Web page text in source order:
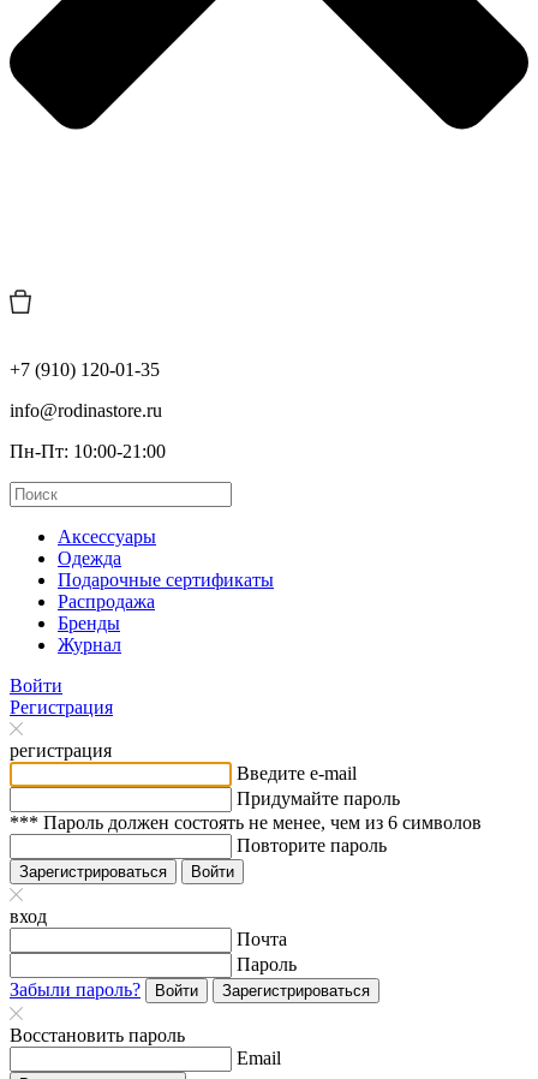
+7 (910) 120-01-35
info@rodinastore.ru
Пн-Пт: 10:00-21:00
Аксессуары
Одежда
Подарочные сертификаты
Распродажа
Бренды
Журнал
Войти
Регистрация
регистрация
Введите e-mail
Придумайте пароль
*** Пароль должен состоять не менее, чем из 6 символов
Повторите пароль
Зарегистрироваться Войти
вход
Почта
Пароль
Забыли пароль?
Войти Зарегистрироваться
Восстановить пароль
Email